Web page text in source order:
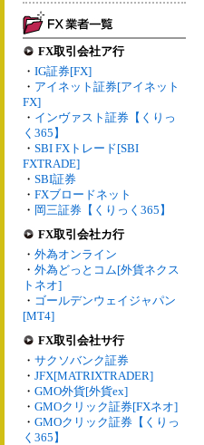
FX取引会社ア行
・ IG証券[FX]
・ アイネット証券[アイネット
FX]
・ インヴァスト証券【くりっ
く365】
・ SBI FXトレード[SBI
FXTRADE]
・ SBI証券
・ FXブロードネット
・ 岡三証券【くりっく365】
FX取引会社カ行
・ 外為オンライン
・ 外為どっとコム[外貨ネクス
トネオ]
・ ゴールデンウェイジャパン
[MT4]
FX取引会社サ行
・ サクソバンク証券
・ JFX[MATRIXTRADER]
・ GMO外貨[外貨ex]
・ GMOクリック証券[FXネオ]
・ GMOクリック証券【くりっ
く365】